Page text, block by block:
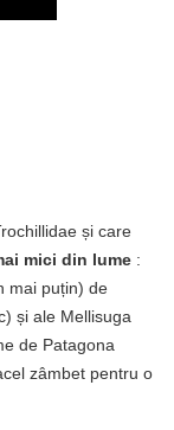
și care
mici din lume :
mai puțin) de
și ale Mellisuga
de Patagona
zâmbet pentru o